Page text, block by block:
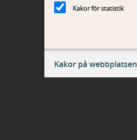
Kakor för statistik
Kakor på webbplatsen